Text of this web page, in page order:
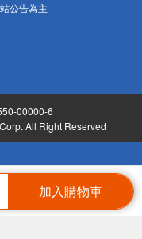
加入購物車
公告為主
00000-6
All Right Reserved